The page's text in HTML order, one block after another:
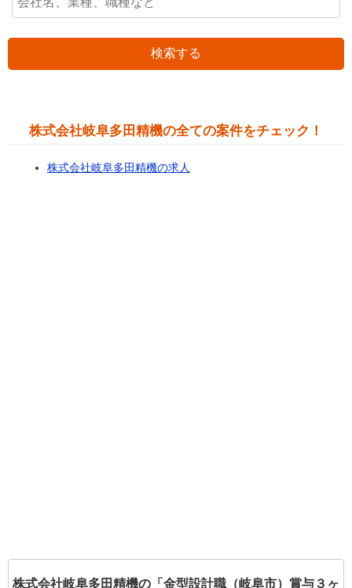
検索する
株式会社岐阜多田精機の全ての案件をチェック！
株式会社岐阜多田精機の求人
株式会社岐阜多田精機の「金型設計職（岐阜市）賞与３ヶ